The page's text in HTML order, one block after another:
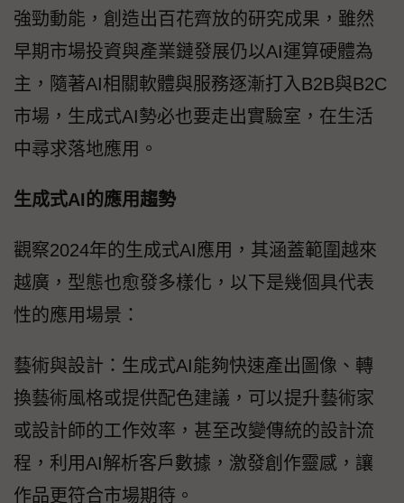
強勁動能，創造出百花齊放的研究成果，雖然
早期市場投資與產業鏈發展仍以AI運算硬體為
主，隨著AI相關軟體與服務逐漸打入B2B與B2C
市場，生成式AI勢必也要走出實驗室，在生活
中尋求落地應用。
生成式AI的應用趨勢
觀察2024年的生成式AI應用，其涵蓋範圍越來
越廣，型態也愈發多樣化，以下是幾個具代表
性的應用場景：
藝術與設計：生成式AI能夠快速產出圖像、轉
換藝術風格或提供配色建議，可以提升藝術家
或設計師的工作效率，甚至改變傳統的設計流
程，利用AI解析客戶數據，激發創作靈感，讓
作品更符合市場期待。